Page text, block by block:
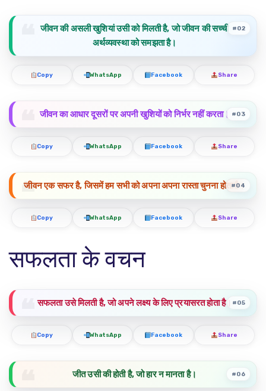
जीवन की असली खुशियां उसी को मिलती है, जो जीवन की सच्ची
अर्थव्यवस्था को समझता है।
#02
Copy WhatsApp Facebook Share
जीवन का आधार दूसरों पर अपनी खुशियों को निर्भर नहीं करता। #03
Copy WhatsApp Facebook Share
जीवन एक सफर है, जिसमें हम सभी को अपना अपना रास्ता चुनना होता है।
#04
Copy WhatsApp Facebook Share
सफलता के वचन
सफलता उसे मिलती है, जो अपने लक्ष्य के लिए प्रयासरत होता है। #05
Copy WhatsApp Facebook Share
जीत उसी की होती है, जो हार न मानता है। #06